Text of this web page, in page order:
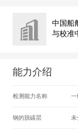
中国船
与校准
能力介绍
检测能力名称 一
钢的脱碳层 未